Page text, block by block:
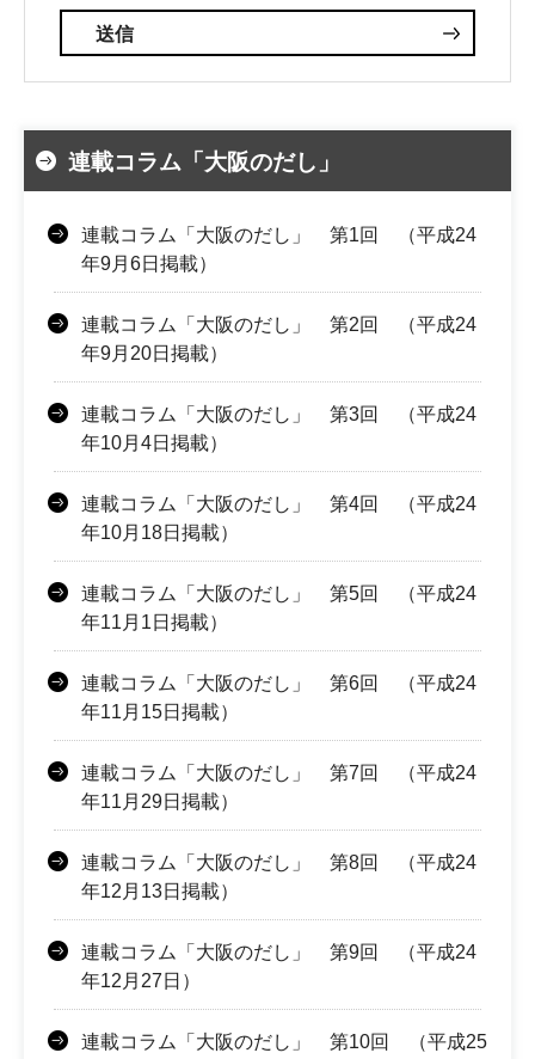
連載コラム「大阪のだし」
連載コラム「大阪のだし」 第1回 （平成24
年9月6日掲載）
連載コラム「大阪のだし」 第2回 （平成24
年9月20日掲載）
連載コラム「大阪のだし」 第3回 （平成24
年10月4日掲載）
連載コラム「大阪のだし」 第4回 （平成24
年10月18日掲載）
連載コラム「大阪のだし」 第5回 （平成24
年11月1日掲載）
連載コラム「大阪のだし」 第6回 （平成24
年11月15日掲載）
連載コラム「大阪のだし」 第7回 （平成24
年11月29日掲載）
連載コラム「大阪のだし」 第8回 （平成24
年12月13日掲載）
連載コラム「大阪のだし」 第9回 （平成24
年12月27日）
連載コラム「大阪のだし」 第10回 （平成25